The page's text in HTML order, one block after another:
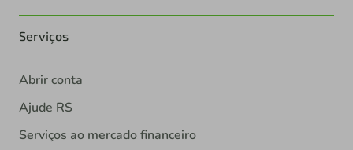
Serviços
Abrir conta
Ajude RS
Serviços ao mercado financeiro